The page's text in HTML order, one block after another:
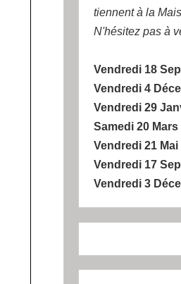
tiennent à la
N'hésitez pas à
Vendredi 18
Vendredi 4
Vendredi 29
Samedi 20 Mars
Vendredi 21 Mai
Vendredi 17
Vendredi 3